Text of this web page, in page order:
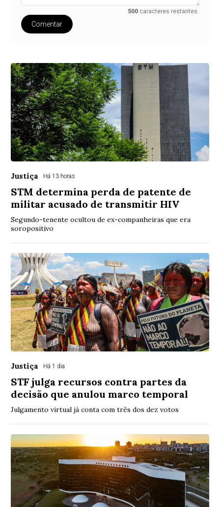
500 caracteres restantes.
Comentar
Justiça Há 13 horas
STM determina perda de patente de
militar acusado de transmitir HIV
Segundo-tenente ocultou de ex-companheiras que era
soropositivo
Justiça Há 1 dia
STF julga recursos contra partes da
decisão que anulou marco temporal
Julgamento virtual já conta com três dos dez votos